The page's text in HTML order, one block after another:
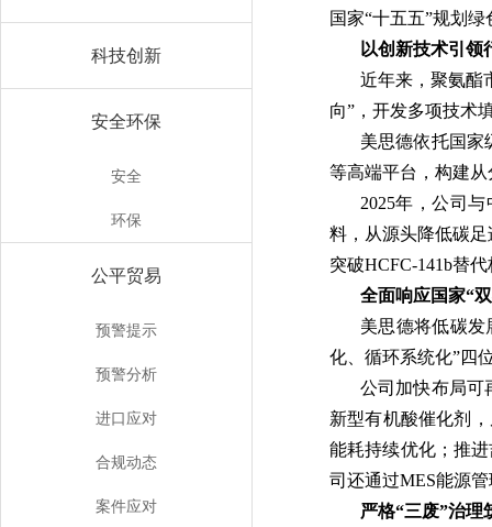
科技创新
安全环保
安全
环保
公平贸易
预警提示
预警分析
进口应对
合规动态
案件应对
国家“十五五”规划
以创新技术引领
近年来，聚氨酯
向”，开发多项技术
美思德依托国家
等高端平台，构建
2025年，公司
料，从源头降低碳
突破HCFC-141b替
全面响应国家“
美思德将低碳发
化、循环系统化”四
公司加快布局可
新型有机酸催化剂
能耗持续优化；推
司还通过MES能源
严格“三废”治理